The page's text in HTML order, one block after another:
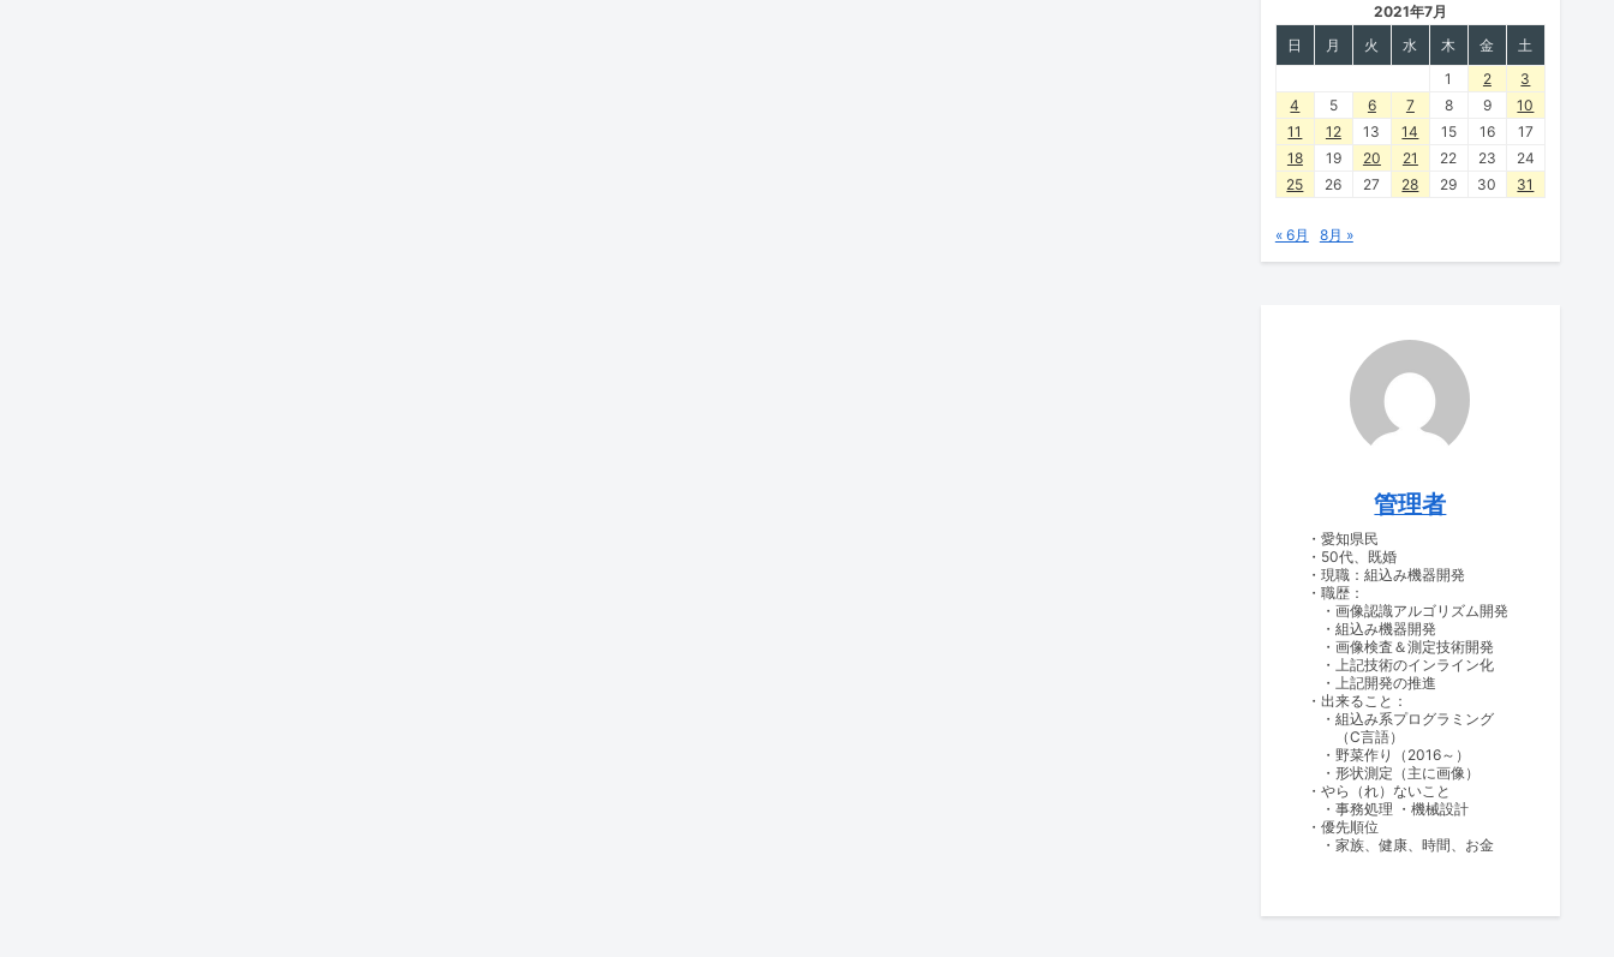
2021年7月
日
月 火 水 木 金
土
1
2
3
4
5 6 7 8 9
10
11
12 13 14 15 16
17
18
19 20 21 22 23
24
25
26 27 28 29 30 31
« 6月 8月 »
管理者
・愛知県民
・50代、既婚
・現職：組込み機器開発
・職歴：
・画像認識アルゴリズム開発
・組込み機器開発
・画像検査＆測定技術開発
・上記技術のインライン化
・上記開発の推進
・出来ること：
・組込み系プログラミング
（C言語）
・野菜作り（2016～）
・形状測定（主に画像）
・やら（れ）ないこと
・事務処理 ・機械設計
・優先順位
・家族、健康、時間、お金